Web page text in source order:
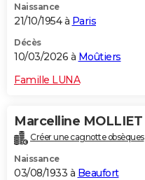
Naissance
21/10/1954 à Paris
Décès
10/03/2026 à Moûtiers
Famille LUNA
Marcelline MOLLIET
Créer une cagnotte obsèques
Naissance
03/08/1933 à Beaufort